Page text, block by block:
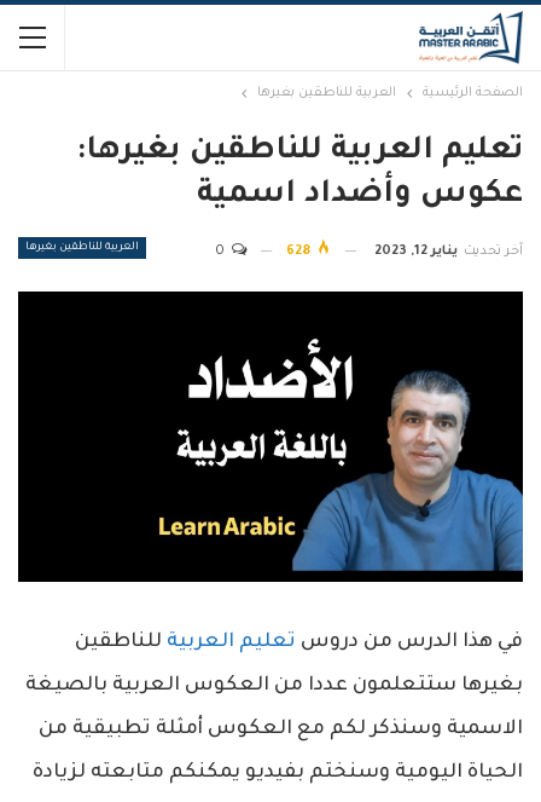
الصفحة الرئيسية العربية للناطقين بغيرها
تعليم العربية للناطقين بغيرها:
عكوس وأضداد اسمية
العربية للناطقين بغيرها آخر تحديث يناير 12, 2023
في هذا الدرس من دروس تعليم العربية للناطقين
بغيرها ستتعلمون عددا من العكوس العربية بالصيغة
الاسمية وسنذكر لكم مع العكوس أمثلة تطبيقية من
الحياة اليومية وسنختم بفيديو يمكنكم متابعته لزيادة